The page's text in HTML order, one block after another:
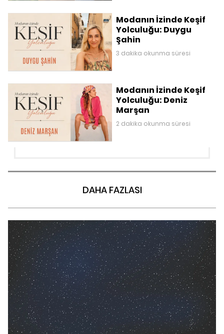
Modanın İzinde Keşif
Yolculuğu: Duygu
Şahin
3 dakika okunma süresi
Modanın İzinde Keşif
Yolculuğu: Deniz
Marşan
2 dakika okunma süresi
DAHA FAZLASI